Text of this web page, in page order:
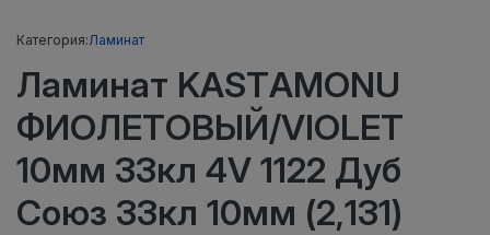
Категория:Ламинат
Ламинат KASTAMONU
ФИОЛЕТОВЫЙ/VIOLET
10мм 33кл 4V 1122 Дуб
Союз 33кл 10мм (2,131)